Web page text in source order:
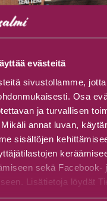
evästeitä
sivustollamme,
Osa
ja turvallisen
annat luvan,
sisältöjen
sekä Facebook-
Lisätietoja löydät
#Paikallinen elämäntapa
/ Kino
näyttämöyhdistys